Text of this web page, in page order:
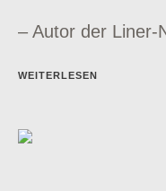
– Autor der Liner-
WEITERLESEN